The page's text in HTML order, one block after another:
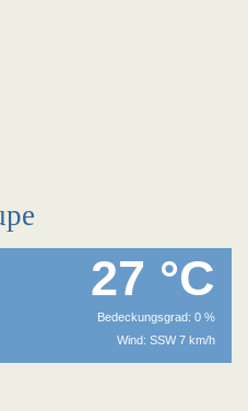
27 °C
Bedeckungsgrad: 0 %
Wind: SSW 7 km/h